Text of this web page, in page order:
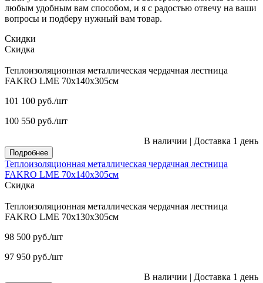
любым удобным вам способом, и я с радостью отвечу на ваши
вопросы и подберу нужный вам товар.
Скидки
Скидка
Теплоизоляционная металлическая чердачная лестница
FAKRO LME 70х140х305см
101 100 руб./шт
100 550 руб./шт
В наличии | Доставка 1 день
Подробнее
Теплоизоляционная металлическая чердачная лестница
FAKRO LME 70х140х305см
Скидка
Теплоизоляционная металлическая чердачная лестница
FAKRO LME 70х130х305см
98 500 руб./шт
97 950 руб./шт
В наличии | Доставка 1 день